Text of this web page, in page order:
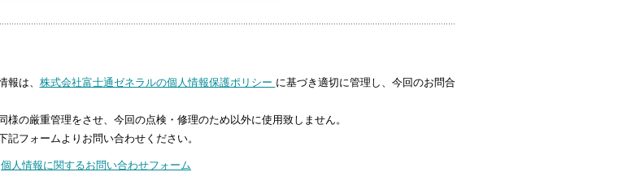
は、 株式会社富士通ゼネラルの個人情報保護ポリシー に基づき適切に管理し、今回のお問合
の厳重管理をさせ、今回の点検・修理のため以外に使用致しません。
フォームよりお問い合わせください。
個人情報に関するお問い合わせフォーム